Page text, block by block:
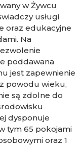
w Żywcu
usługi
oraz edukacyjne
Na
poddawana
jest zapewnienie
powodu wieku,
są zdolne do
dysponuje
tym 65 pokojami
oraz 1